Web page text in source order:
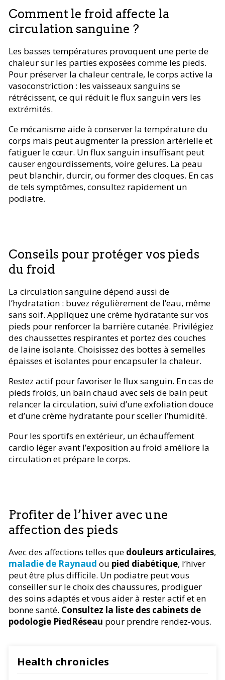
Comment le froid affecte la
circulation sanguine ?
Les basses températures provoquent une perte de
chaleur sur les parties exposées comme les pieds.
Pour préserver la chaleur centrale, le corps active la
vasoconstriction : les vaisseaux sanguins se
rétrécissent, ce qui réduit le flux sanguin vers les
extrémités.
Ce mécanisme aide à conserver la température du
corps mais peut augmenter la pression artérielle et
fatiguer le cœur. Un flux sanguin insuffisant peut
causer engourdissements, voire gelures. La peau
peut blanchir, durcir, ou former des cloques. En cas
de tels symptômes, consultez rapidement un
podiatre.
Conseils pour protéger vos pieds
du froid
La circulation sanguine dépend aussi de
l’hydratation : buvez régulièrement de l’eau, même
sans soif. Appliquez une crème hydratante sur vos
pieds pour renforcer la barrière cutanée. Privilégiez
des chaussettes respirantes et portez des couches
de laine isolante. Choisissez des bottes à semelles
épaisses et isolantes pour encapsuler la chaleur.
Restez actif pour favoriser le flux sanguin. En cas de
pieds froids, un bain chaud avec sels de bain peut
relancer la circulation, suivi d’une exfoliation douce
et d’une crème hydratante pour sceller l’humidité.
Pour les sportifs en extérieur, un échauffement
cardio léger avant l’exposition au froid améliore la
circulation et prépare le corps.
Profiter de l’hiver avec une
affection des pieds
Avec des affections telles que douleurs articulaires,
maladie de Raynaud ou pied diabétique, l’hiver
peut être plus difficile. Un podiatre peut vous
conseiller sur le choix des chaussures, prodiguer
des soins adaptés et vous aider à rester actif et en
bonne santé. Consultez la liste des cabinets de
podologie PiedRéseau pour prendre rendez-vous.
Health chronicles